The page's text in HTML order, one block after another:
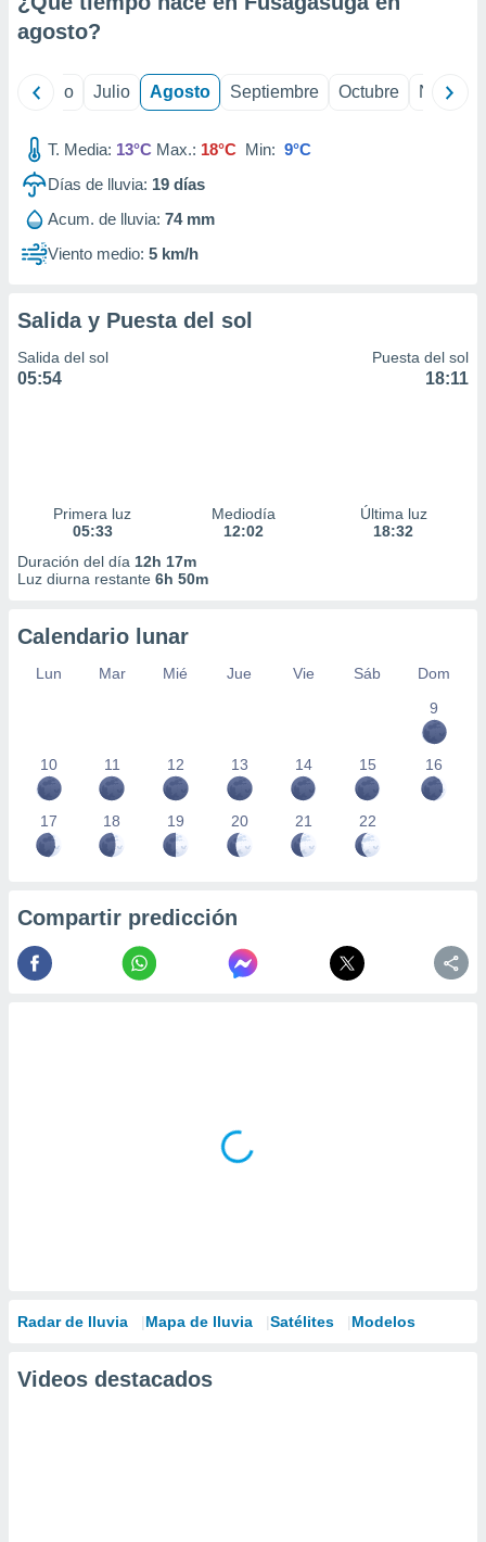
e
publicidad
publicidad
de
agosto?
Junio Julio Agosto Septiembre Octubre
T. Media: 13°C Max.: 18°C Min: 9°C
Días de lluvia: 19 días
Acum. de lluvia: 74 mm
Viento medio: 5 km/h
Salida y Puesta del sol
Salida del sol
05:54
Puesta del sol
18:11
Primera luz
05:33
Mediodía
12:02
Última luz
18:32
Duración del día 12h 17m
Luz diurna restante 6h 50m
Calendario lunar
Lun Mar Mié Jue Vie Sáb
Dom
9
10 11 12 13 14 15 16
17 18 19 20 21 22
Compartir predicción
Radar de lluvia Mapa de lluvia Satélites Modelos
Videos destacados